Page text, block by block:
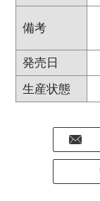
備考
発売日
生産状態